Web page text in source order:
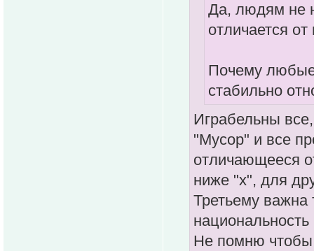
Да, людям не
отличается
Почему
стабильно
Играбельны
"Мусор" и все
отличающееся
ниже "х", для
Третьему важна
Не помню чтобы